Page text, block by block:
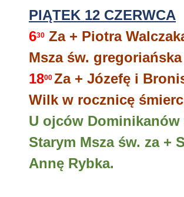
PIĄTEK 12 CZERWCA
630 Za + Piotra
Msza św. gregoriańska
1800 Za + Józefę i
Wilk w rocznicę
U ojców Dominikanów
Starym Msza św. za +
Annę Rybka.